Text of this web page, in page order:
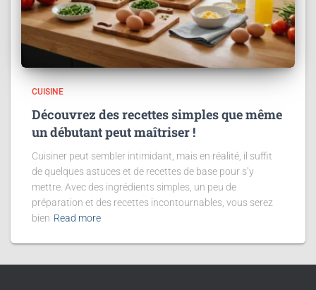
CUISINE
Découvrez des recettes simples que même
un débutant peut maîtriser !
Cuisiner peut sembler intimidant, mais en réalité, il suffit
de quelques astuces et de recettes de base pour s’y
mettre. Avec des ingrédients simples, un peu de
préparation et des recettes incontournables, vous serez
bien Read more